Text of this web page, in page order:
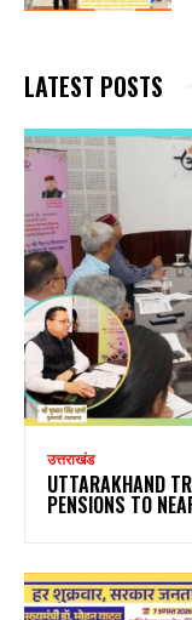
LATEST POSTS
उत्तराखंड
UTTARAKHAND
PENSIONS TO